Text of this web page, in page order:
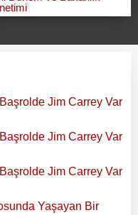
Jim Carrey Var
Jim Carrey Var
Jim Carrey Var
Yaşayan Bir